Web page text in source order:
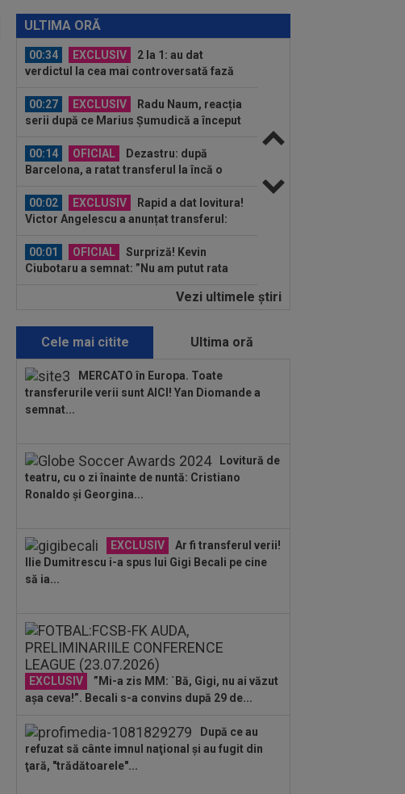
ULTIMA ORĂ
FCSB! A făcut anunțul ÎN DIRECT: ”Îi dau
eu lui Gigi unul bun”
00:34
EXCLUSIV
2 la 1: au dat
verdictul la cea mai controversată fază
00:27
EXCLUSIV
Radu Naum, reacția
serii după ce Marius Șumudică a început
00:14
OFICIAL
Dezastru: după
Barcelona, a ratat transferul la încă o
00:02
EXCLUSIV
Rapid a dat lovitura!
Victor Angelescu a anunțat transferul:
00:01
OFICIAL
Surpriză! Kevin
Ciubotaru a semnat: ”Nu am putut rata
Rușii îl provoacă pe David
23:54
L-a ”vrăjit” pe Pancu în 45 de
minute: ”N-ai cum să dai greș cu așa
ceva” +...
23:39
Alex Dobre a vorbit despre
plecarea de la Rapid, după 0-0 cu UTA:
”explodat”, după UTA - Rapid: ”Mamă,
aoleu! Puțin respect nu...
00:41
EXCLUSIV
Atacant pentru
00:34
EXCLUSIV
2 la 1: au dat
verdictul la cea mai controversată fază
din UTA - Rapid...
negocierile cu CFR...
00:14
OFICIAL
Dezastru: după
Barcelona, a ratat transferul la încă o
echipă de UCL! Picat la...
Vezi ultimele ştiri
Cele mai citite Ultima oră
MERCATO în Europa. Toate
transferurile verii sunt AICI! Yan Diomande a
semnat...
Lovitură de
teatru, cu o zi înainte de nuntă: Cristiano
Ronaldo și Georgina...
EXCLUSIV
Ar fi transferul verii!
Ilie Dumitrescu i-a spus lui Gigi Becali pe cine
să ia...
EXCLUSIV
”Mi-a zis MM: `Bă, Gigi, nu ai văzut
așa ceva!”. Becali s-a convins după 29 de...
După ce au
refuzat să cânte imnul naţional şi au fugit din
ţară, "trădătoarele"...